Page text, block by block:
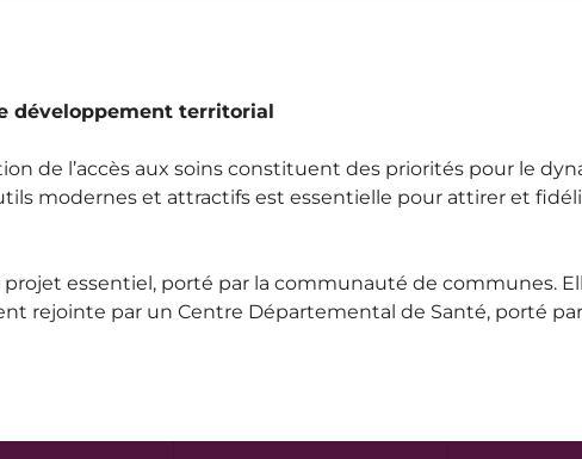
développement territorial
de l’accès aux soins constituent des priorités pour le
modernes et attractifs est essentielle pour attirer et
essentiel, porté par la communauté de communes.
rejointe par un Centre Départemental de Santé, porté